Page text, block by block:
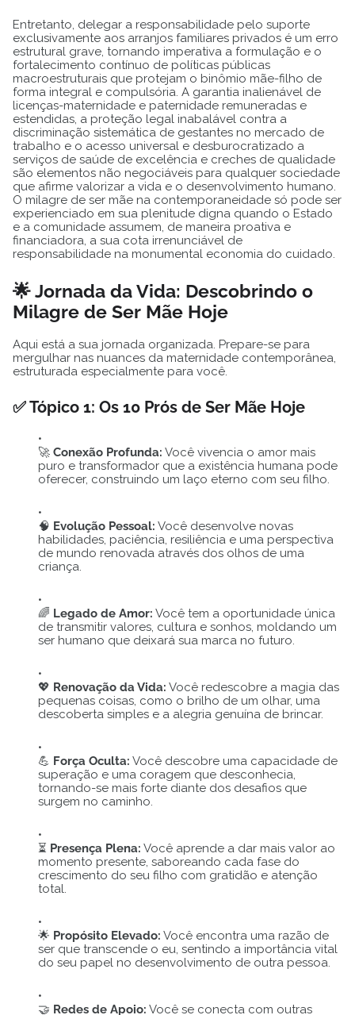
Entretanto, delegar a responsabilidade pelo suporte
exclusivamente aos arranjos familiares privados é um erro
estrutural grave, tornando imperativa a formulação e o
fortalecimento contínuo de políticas públicas
macroestruturais que protejam o binômio mãe-filho de
forma integral e compulsória. A garantia inalienável de
licenças-maternidade e paternidade remuneradas e
estendidas, a proteção legal inabalável contra a
discriminação sistemática de gestantes no mercado de
trabalho e o acesso universal e desburocratizado a
serviços de saúde de excelência e creches de qualidade
são elementos não negociáveis para qualquer sociedade
que afirme valorizar a vida e o desenvolvimento humano.
O milagre de ser mãe na contemporaneidade só pode ser
experienciado em sua plenitude digna quando o Estado
e a comunidade assumem, de maneira proativa e
financiadora, a sua cota irrenunciável de
responsabilidade na monumental economia do cuidado.
🌟 Jornada da Vida: Descobrindo o
Milagre de Ser Mãe Hoje
Aqui está a sua jornada organizada. Prepare-se para
mergulhar nas nuances da maternidade contemporânea,
estruturada especialmente para você.
✅ Tópico 1: Os 10 Prós de Ser Mãe Hoje
🚀 Conexão Profunda: Você vivencia o amor mais
puro e transformador que a existência humana pode
oferecer, construindo um laço eterno com seu filho.
🧠 Evolução Pessoal: Você desenvolve novas
habilidades, paciência, resiliência e uma perspectiva
de mundo renovada através dos olhos de uma
criança.
🌈 Legado de Amor: Você tem a oportunidade única
de transmitir valores, cultura e sonhos, moldando um
ser humano que deixará sua marca no futuro.
💖 Renovação da Vida: Você redescobre a magia das
pequenas coisas, como o brilho de um olhar, uma
descoberta simples e a alegria genuína de brincar.
💪 Força Oculta: Você descobre uma capacidade de
superação e uma coragem que desconhecia,
tornando-se mais forte diante dos desafios que
surgem no caminho.
⏳ Presença Plena: Você aprende a dar mais valor ao
momento presente, saboreando cada fase do
crescimento do seu filho com gratidão e atenção
total.
🌟 Propósito Elevado: Você encontra uma razão de
ser que transcende o eu, sentindo a importância vital
do seu papel no desenvolvimento de outra pessoa.
🤝 Redes de Apoio: Você se conecta com outras